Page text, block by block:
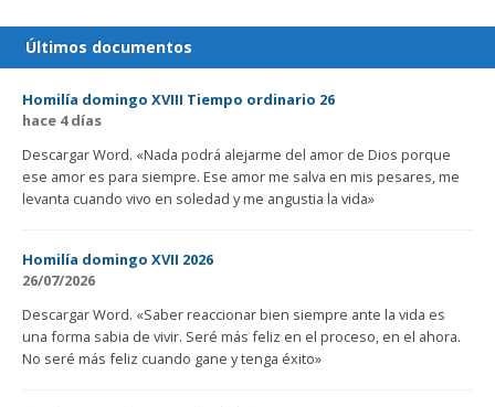
Últimos documentos
Homilía domingo XVIII Tiempo ordinario 26
hace 4 días
Descargar Word. «Nada podrá alejarme del amor de Dios porque
ese amor es para siempre. Ese amor me salva en mis pesares, me
levanta cuando vivo en soledad y me angustia la vida»
Homilía domingo XVII 2026
26/07/2026
Descargar Word. «Saber reaccionar bien siempre ante la vida es
una forma sabia de vivir. Seré más feliz en el proceso, en el ahora.
No seré más feliz cuando gane y tenga éxito»